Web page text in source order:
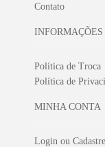
Contato
INFORMAÇÕES
Política de Troca
Política de
MINHA CONTA
Login ou